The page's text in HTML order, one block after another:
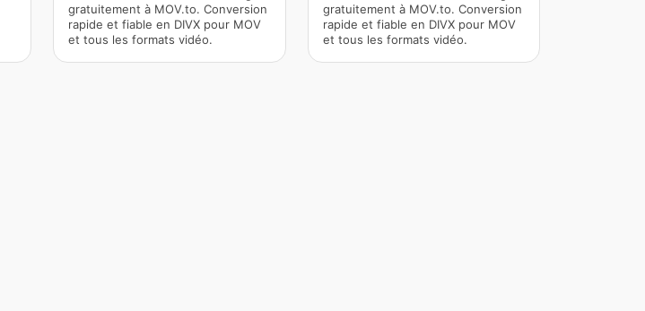
gratuitement à MOV.to. Conversion
rapide et fiable en DIVX pour MOV
et tous les formats vidéo.
gratuitement à MOV.to. Conversion
rapide et fiable en DIVX pour MOV
et tous les formats vidéo.